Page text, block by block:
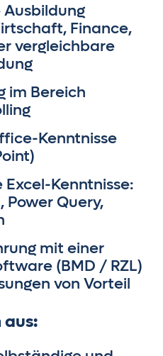
Finance,
vergleichbare
im Bereich
Kenntnisse
Kenntnisse:
Power Query,
mit einer
(BMD / RZL)
von Vorteil